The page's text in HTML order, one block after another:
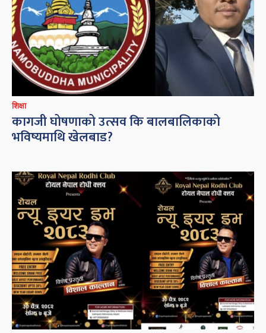
शिक्षा
कागजी घोषणाको उत्सव कि बालबालिकाको
भविष्यमाथि खेलबाड?